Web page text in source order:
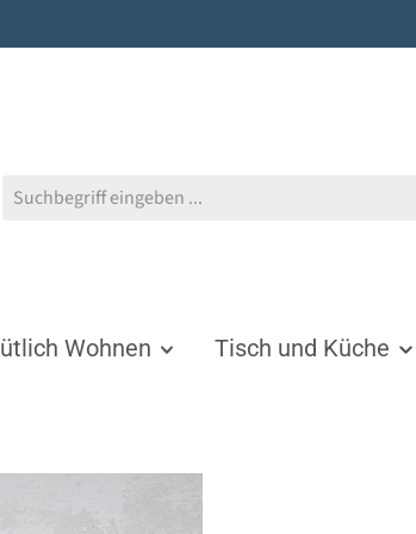
Wohnen Tisch und Küche